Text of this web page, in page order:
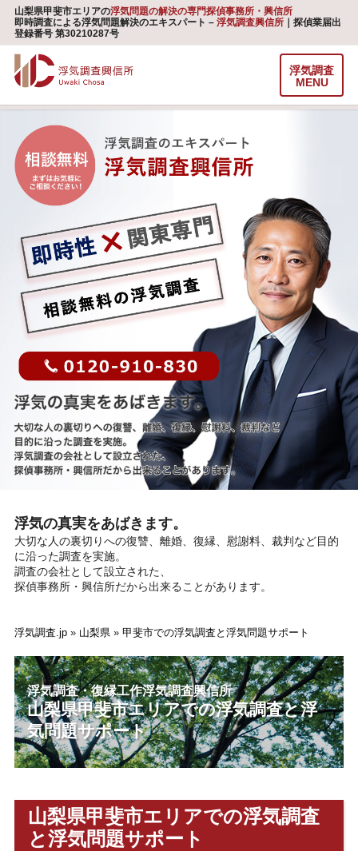
山梨県甲斐市エリアの浮気問題の解決の専門探偵事務所・興信所
即時調査による浮気問題解決のエキスパート – 浮気調査興信所 ｜探偵業届出
登録番号 第30210287号
浮気調査
MENU
浮気の真実をあばきます。
大切な人の裏切りへの復讐、離婚、復縁、慰謝料、裁判など目的
に沿った調査を実施。
調査の会社として設立された、
探偵事務所・興信所だから出来ることがあります。
浮気調査.jp » 山梨県 » 甲斐市での浮気調査と浮気問題サポート
浮気調査・復縁工作浮気調査興信所
山梨県甲斐市エリアでの浮気調査と浮
気問題サポート
山梨県甲斐市エリアでの浮気調査
と浮気問題サポート